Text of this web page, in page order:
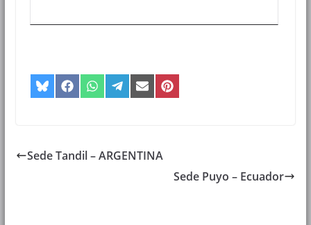
Compartir
en
Compartir
en
Compartir
en
Compartir
en
Compartir
en
Compartir
en
Sede Tandil – ARGENTINA
Sede Puyo – Ecuador